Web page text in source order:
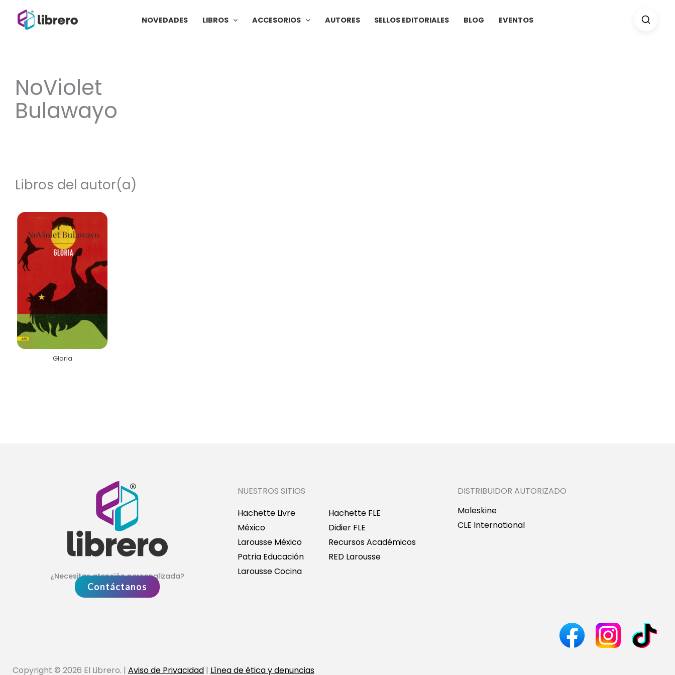
NOVEDADES LIBROS ACCESORIOS AUTORES SELLOS EDITORIALES BLOG EVENTOS
NoViolet
Bulawayo
Libros del autor(a)
Gloria
¿Necesitas atención personalizada?
Contáctanos
NUESTROS SITIOS
Hachette Livre
México
Larousse México
Patria Educación
Larousse Cocina
Hachette FLE
Didier FLE
Recursos Académicos
RED Larousse
DISTRIBUIDOR AUTORIZADO
Moleskine
CLE International
Copyright © 2026 El Librero. | Aviso de Privacidad | Línea de ética y denuncias